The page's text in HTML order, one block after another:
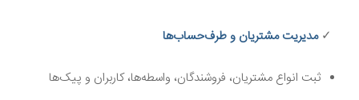
✓مدیریت مشتریان و طرف‌حساب‌ها
ثبت انواع مشتریان، فروشندگان، واسطه‌ها، کاربران و پیک‌ها